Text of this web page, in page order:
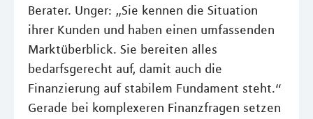
Berater. Unger: „Sie kennen die Situation
ihrer Kunden und haben einen umfassenden
Marktüberblick. Sie bereiten alles
bedarfsgerecht auf, damit auch die
Finanzierung auf stabilem Fundament steht.“
Gerade bei komplexeren Finanzfragen setzen